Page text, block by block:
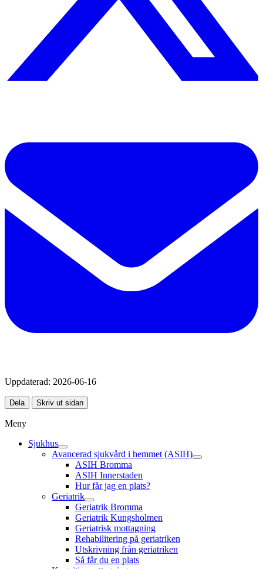
Uppdaterad: 2026-06-16
Dela Skriv ut sidan
Meny
Sjukhus
Avancerad sjukvård i hemmet (ASIH)
ASIH Bromma
ASIH Innerstaden
Hur får jag en plats?
Geriatrik
Geriatrik Bromma
Geriatrik Kungsholmen
Geriatrisk mottagning
Rehabilitering på geriatriken
Utskrivning från geriatriken
Så får du en plats